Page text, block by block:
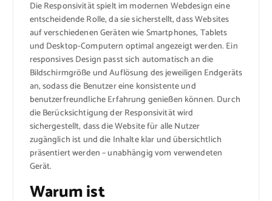
Die Responsivität spielt im modernen Webdesign eine
entscheidende Rolle, da sie sicherstellt, dass Websites
auf verschiedenen Geräten wie Smartphones, Tablets
und Desktop-Computern optimal angezeigt werden. Ein
responsives Design passt sich automatisch an die
Bildschirmgröße und Auflösung des jeweiligen Endgeräts
an, sodass die Benutzer eine konsistente und
benutzerfreundliche Erfahrung genießen können. Durch
die Berücksichtigung der Responsivität wird
sichergestellt, dass die Website für alle Nutzer
zugänglich ist und die Inhalte klar und übersichtlich
präsentiert werden – unabhängig vom verwendeten
Gerät.
Warum ist